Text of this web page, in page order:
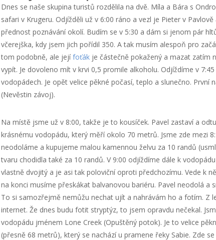
Dnes se naše skupina turistů rozdělila na dvě. Míla a Bára s
safari v Krugeru. Odjížděli už v 6:00 ráno a vezl je Pieter v
přednost poznávání okolí. Budím se v 5:30 a dám si jenom pár
včerejška, kdy jsem jich pořídil 350. A tak musím alespoň pro
tom podobně, ale jejífoťákje částečně pokažený a mazat zatím
vypít. Je dovoleno mít v krvi 0,5 promile alkoholu. Odjíždíme v
vodopádech. Je opět velice pěkné počasí, teplo a slunečno. První
(Nevěstin závoj).
Na místě jsme už v 8:00, takže je to kousíček. Pavel zastaví a
krásnému vodopádu, který měří okolo 70 metrů. Jsme zde mezi
neodoláme a kupujeme malou kamennou želvu za 10 randů
tvaru chodidla také za 10 randů. V 9:00 odjíždíme dále k
vlastně dvojitý a je asi tak poloviční oproti předchozímu. Vede k
na konci musíme přeskákat balvanovou bariéru. Pavel neodolá a
To si samozřejmě nemůžu nechat ujít a nahrávám ho a fotím. Z
internet. Že dnes budu fotit stryptýz, to jsem opravdu nečekal.
vodopádu jménem Lone Creek (Opuštěný potok). Je to velice
(přesně 68 metrů), který se nachází u pramene řeky Sabie. Zde